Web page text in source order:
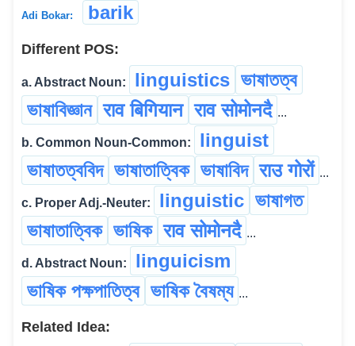
Adi Bokar: barik
Different POS:
a. Abstract Noun: linguistics ভাষাতত্ব
ভাষাবিজ্ঞান राव बिगियान राव सोमोनदै ...
b. Common Noun-Common:
linguist
ভাষাতত্ববিদ ভাষাতাত্বিক ভাষাবিদ राउ गोरों ...
c. Proper Adj.-Neuter: linguistic ভাষাগত
ভাষাতাত্বিক ভাষিক राव सोमोनदै ...
d. Abstract Noun:
linguicism
ভাষিক পক্ষপাতিত্ব ভাষিক বৈষম্য ...
Related Idea: